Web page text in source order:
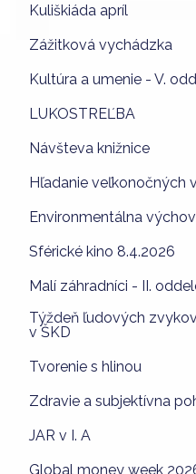
Kuliškiáda apríl
Zážitková vychádzka
Kultúra a umenie - V.
LUKOSTREĽBA
Návšteva knižnice
Hľadanie veľkonočných
Environmentálna
Sférické kino 8.4.2026
Malí záhradníci - II.
Týždeň ľudových
v ŠKD
Tvorenie s hlinou
Zdravie a subjektívna
JAR v I. A
Global money week